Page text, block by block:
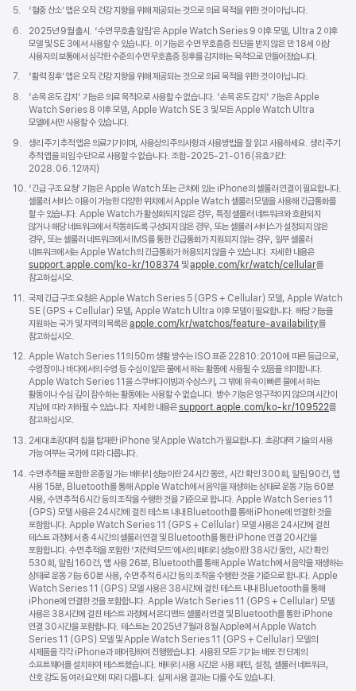
각주
5.
‘혈중 산소’ 앱은 오직 건강 지향을 위해 제공되는 것으로 의료 목적을 위한 것이 아닙니다.
각주
6.
2025년 9월 출시. ‘수면 무호흡 알림’은 Apple Watch Series 9 이후 모델, Ultra 2 이후
모델 및 SE 3에서 사용할 수 있습니다. 이 기능은 수면 무호흡증 진단을 받지 않은 만 18세 이상
사용자의 보통에서 심각한 수준의 수면 무호흡증 징후를 감지하는 목적으로 만들어졌습니다.
각주
7.
‘활력 징후’ 앱은 오직 건강 지향을 위해 제공되는 것으로 의료 목적을 위한 것이 아닙니다.
각주
8.
'손목 온도 감지' 기능은 의료 목적으로 사용할 수 없습니다. '손목 온도 감지' 기능은 Apple
Watch Series 8 이후 모델, Apple Watch SE 3 및 모든 Apple Watch Ultra
모델에서만 사용할 수 있습니다.
각주
9.
생리 주기 추적 앱은 의료기기이며, 사용상의 주의사항과 사용방법을 잘 읽고 사용하세요. 생리 주기
추적 앱을 피임 수단으로 사용할 수 없습니다. 조합-2025-21-016(유효기간:
2028.06.12까지)
각주
10. ‘긴급 구조 요청’ 기능은 Apple Watch 또는 근처에 있는 iPhone의 셀룰러 연결이 필요합니다.
셀룰러 서비스 이용이 가능한 다양한 위치에서 Apple Watch 셀룰러 모델을 사용해 긴급통화를
할 수 있습니다. Apple Watch가 활성화되지 않은 경우, 특정 셀룰러 네트워크와 호환되지
않거나 해당 네트워크에서 작동하도록 구성되지 않은 경우, 또는 셀룰러 서비스가 설정되지 않은
경우, 또는 셀룰러 네트워크에서 IMS를 통한 긴급통화가 지원되지 않는 경우, 일부 셀룰러
네트워크에서는 Apple Watch의 긴급통화가 허용되지 않을 수 있습니다. 자세한 내용은
support.apple.com/ko-kr/108374 (새
및apple.com/kr/watch/cellular를
참고하십시오.
각주
11.
국제 긴급 구조 요청은 Apple Watch Series 5 (GPS + Cellular) 모델, Apple Watch
SE (GPS + Cellular) 모델, Apple Watch Ultra 이후 모델이 필요합니다. 해당 기능을
지원하는 국가 및 지역의 목록은apple.com/kr/watchos/feature-availability를
참고하십시오.
각주
12. Apple Watch Series 11의 50m 생활 방수는 ISO 표준 22810:2010에 따른 등급으로,
수영장이나 바다에서의 수영 등 수심이 얕은 물에서 하는 활동에 사용될 수 있음을 의미합니다.
Apple Watch Series 11을 스쿠버다이빙과 수상스키, 그 밖에 유속이 빠른 물에서 하는
활동이나 수심 깊이 잠수하는 활동에는 사용할 수 없습니다. 방수 기능은 영구적이지 않으며 시간이
지남에 따라 저하될 수 있습니다. 자세한 내용은support.apple.com/ko-kr/109522를
참고하십시오.
각주
13. 2세대 초광대역 칩을 탑재한 iPhone 및 Apple Watch가 필요합니다. 초광대역 기술의 사용
가능 여부는 국가에 따라 다릅니다.
각주
14. 수면 추적을 포함한 온종일 가는 배터리 성능이란 24시간 동안, 시간 확인 300회, 알림 90건, 앱
사용 15분, Bluetooth를 통해 Apple Watch에서 음악을 재생하는 상태로 운동 기능 60분
사용, 수면 추적 6시간 등의 조작을 수행한 것을 기준으로 합니다. Apple Watch Series 11
(GPS) 모델 사용은 24시간에 걸친 테스트 내내 Bluetooth를 통해 iPhone에 연결한 것을
포함합니다. Apple Watch Series 11 (GPS + Cellular) 모델 사용은 24시간에 걸친
테스트 과정에서 총 4시간의 셀룰러 연결 및 Bluetooth를 통한 iPhone 연결 20시간을
포함합니다. 수면 추적을 포함한 ‘저전력 모드’에서의 배터리 성능이란 38시간 동안, 시간 확인
530회, 알림 160건, 앱 사용 26분, Bluetooth를 통해 Apple Watch에서 음악을 재생하는
상태로 운동 기능 60분 사용, 수면 추적 6시간 등의 조작을 수행한 것을 기준으로 합니다. Apple
Watch Series 11 (GPS) 모델 사용은 38시간에 걸친 테스트 내내 Bluetooth를 통해
iPhone에 연결한 것을 포함합니다. Apple Watch Series 11 (GPS + Cellular) 모델
사용은 38시간에 걸친 테스트 과정에서 온디맨드 셀룰러 연결 및 Bluetooth를 통한 iPhone
연결 30시간을 포함합니다. 테스트는 2025년 7월과 8월 Apple에서 Apple Watch
Series 11 (GPS) 모델 및 Apple Watch Series 11 (GPS + Cellular) 모델의
시제품을 각각 iPhone과 페어링하여 진행했습니다. 사용된 모든 기기는 배포 전 단계의
소프트웨어를 설치하여 테스트했습니다. 배터리 사용 시간은 사용 패턴, 설정, 셀룰러 네트워크,
신호 강도 등 여러 요인에 따라 다릅니다. 실제 사용 결과는 다를 수도 있습니다.